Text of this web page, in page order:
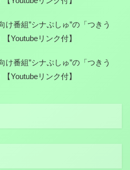
け番組”シナぷしゅ”の「つきう
Youtubeリンク付】
け番組”シナぷしゅ”の「つきう
Youtubeリンク付】